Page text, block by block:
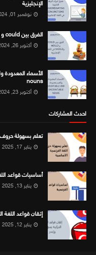
الإنجليزية
نوفمبر 01, 2024
الفرق بين could و would و should في اللغة الإنجليزية
أكتوبر 26, 2024
nouns
أكتوبر 23, 2024
احدث المشاركات
تعلم بسهولة حروف
يناير 17, 2025
أساسيات قواعد
يناير 13, 2025
إتقان قواعد اللغة
يناير 12, 2025